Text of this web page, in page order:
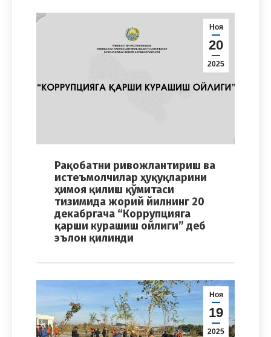
Ноя
20
2025
Рақобатни ривожлантириш ва
истеъмолчилар ҳуқуқларини
ҳимоя қилиш қўмитаси
тизимида жорий йилнинг 20
декабргача “Коррупцияга
қарши курашиш ойлиги” деб
эълон қилинди
Ноя
19
2025